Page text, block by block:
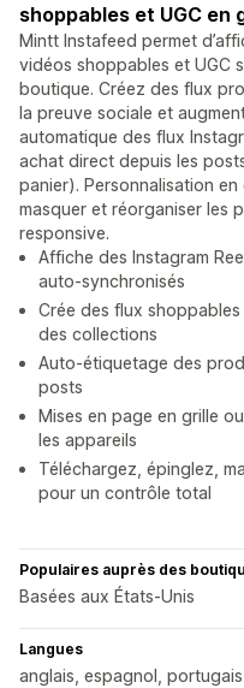
shoppables et UGC
Mintt Instafeed permet
vidéos shoppables et UGC
boutique. Créez des flux
la preuve sociale et
automatique des flux
achat direct depuis les
panier). Personnalisation
masquer et réorganiser les
responsive.
Affiche des Instagram
auto-synchronisés
Crée des flux
des collections
Auto-étiquetage des
posts
Mises en page en grille
les appareils
Téléchargez, épinglez,
pour un contrôle total
Populaires auprès des
Basées aux États-Unis
Langues
anglais, espagnol,